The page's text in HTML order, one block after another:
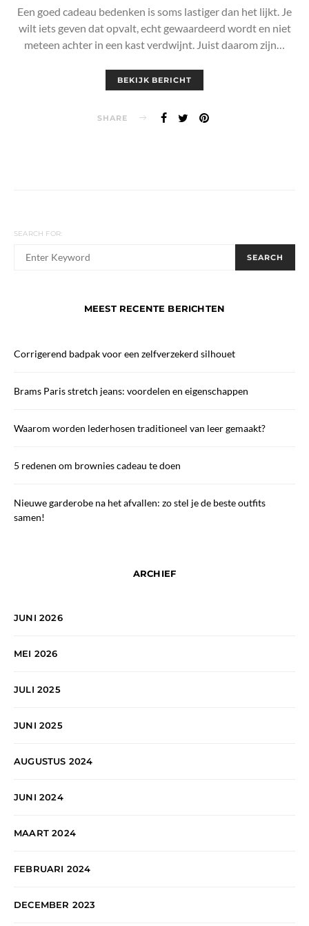
Een goed cadeau bedenken is soms lastiger dan het lijkt. Je
wilt iets geven dat opvalt, echt gewaardeerd wordt en niet
meteen achter in een kast verdwijnt. Juist daarom zijn…
BEKIJK BERICHT
SHARE
SEARCH FOR:
When autocomplete results are available use up and down
SEARCH
MEEST RECENTE BERICHTEN
Corrigerend badpak voor een zelfverzekerd silhouet
Brams Paris stretch jeans: voordelen en eigenschappen
Waarom worden lederhosen traditioneel van leer gemaakt?
5 redenen om brownies cadeau te doen
Nieuwe garderobe na het afvallen: zo stel je de beste outfits
samen!
ARCHIEF
JUNI 2026
MEI 2026
JULI 2025
JUNI 2025
AUGUSTUS 2024
JUNI 2024
MAART 2024
FEBRUARI 2024
DECEMBER 2023